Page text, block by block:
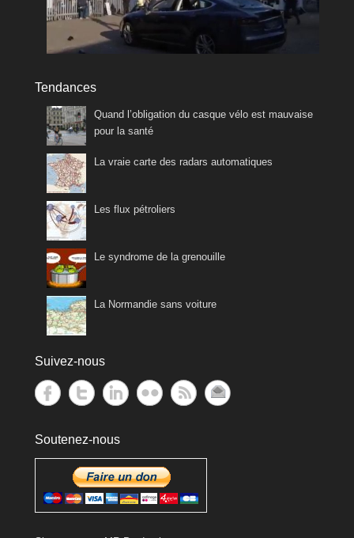
Tendances
Quand l’obligation du casque vélo est mauvaise
pour la santé
La vraie carte des radars automatiques
Les flux pétroliers
Le syndrome de la grenouille
La Normandie sans voiture
Suivez-nous
Soutenez-nous